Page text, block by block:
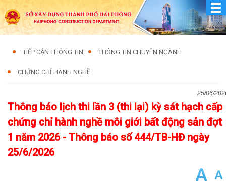
TIẾP CẬN THÔNG TIN THÔNG TIN CHUYÊN NGÀNH
CHỨNG CHỈ HÀNH NGHỀ
25/06/
Thông báo lịch thi lần 3 (thi lại) kỳ sát hạch cấp
chứng chỉ hành nghề môi giới bất động sản đợt
1 năm 2026 - Thông báo số 444/TB-HĐ ngày
25/6/2026